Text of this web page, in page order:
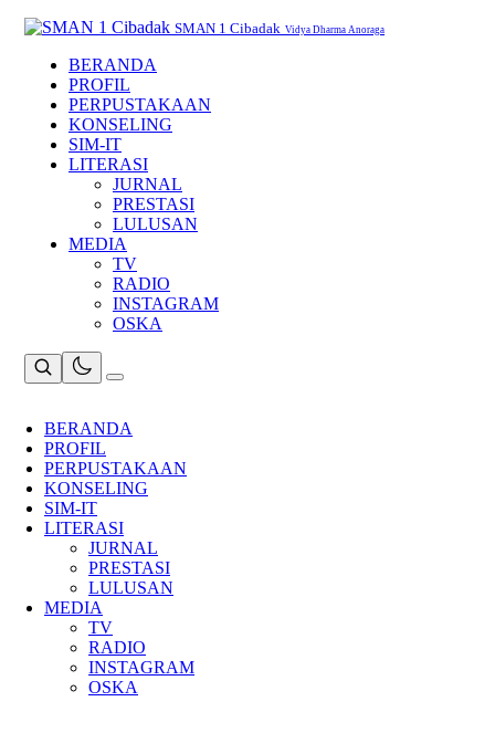
SMAN 1 Cibadak Vidya Dharma Anoraga
BERANDA
PROFIL
PERPUSTAKAAN
KONSELING
SIM-IT
LITERASI
JURNAL
PRESTASI
LULUSAN
MEDIA
TV
RADIO
INSTAGRAM
OSKA
BERANDA
PROFIL
PERPUSTAKAAN
KONSELING
SIM-IT
LITERASI
JURNAL
PRESTASI
LULUSAN
MEDIA
TV
RADIO
INSTAGRAM
OSKA